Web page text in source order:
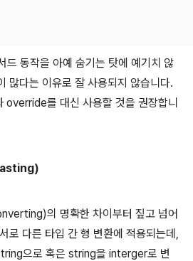
드 동작을 아예 숨기는 탓에 예기치 않
많다는 이유로 잘 사용되지 않습니다.
override를 대신 사용할 것을 권장합니
의 명확한 차이부터 짚고 넘어
로 다른 타입 간 형 변환에 적용되는데,
으로 혹은 string을 interger로 변